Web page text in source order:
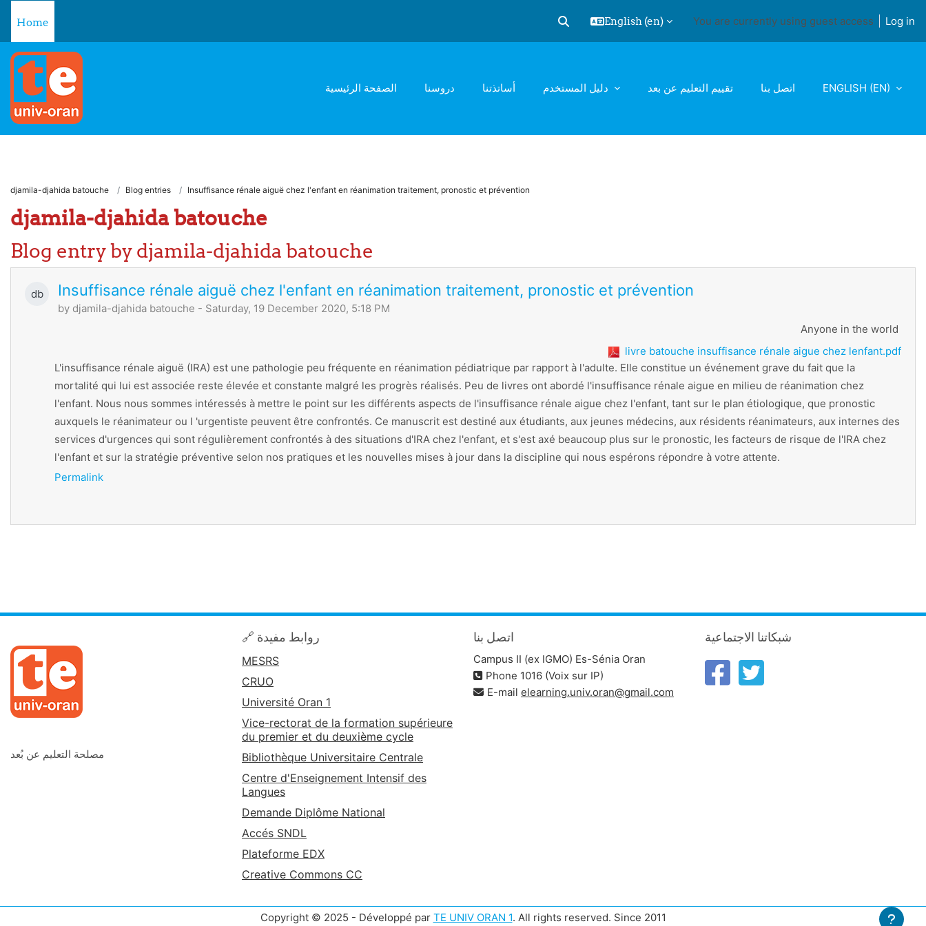
Home
Toggle search input
English ‎(en)‎ You are currently using guest access Log in
الصفحة الرئيسية دروسنا أساتذتنا تقييم التعليم عن بعد اتصل بنا ENGLISH ‎(EN)‎
djamila-djahida batouche Blog entries Insuffisance rénale aiguë chez l'enfant en réanimation traitement, pronostic et prévention
djamila-djahida batouche
Blog entry by djamila-djahida batouche
db Insuffisance rénale aiguë chez l'enfant en réanimation traitement, pronostic et prévention
by djamila-djahida batouche - Saturday, 19 December 2020, 5:18 PM
Anyone in the world
livre batouche insuffisance rénale aigue chez lenfant.pdf
L'insuffisance rénale aiguë (IRA) est une pathologie peu fréquente en réanimation pédiatrique par rapport à l'adulte. Elle constitue un événement grave du fait que la
mortalité qui lui est associée reste élevée et constante malgré les progrès réalisés. Peu de livres ont abordé l'insuffisance rénale aigue en milieu de réanimation chez
l'enfant. Nous nous sommes intéressés à mettre le point sur les différents aspects de l'insuffisance rénale aigue chez l'enfant, tant sur le plan étiologique, que pronostic
auxquels le réanimateur ou l 'urgentiste peuvent être confrontés. Ce manuscrit est destiné aux étudiants, aux jeunes médecins, aux résidents réanimateurs, aux internes des
services d'urgences qui sont régulièrement confrontés à des situations d'IRA chez l'enfant, et s'est axé beaucoup plus sur le pronostic, les facteurs de risque de l'IRA chez
l'enfant et sur la stratégie préventive selon nos pratiques et les nouvelles mises à jour dans la discipline qui nous espérons répondre à votre attente.
Permalink
مصلحة التعليم عن بُعد
🔗 روابط مفيدة
MESRS
CRUO
Université Oran 1
Vice-rectorat de la formation supérieure
du premier et du deuxième cycle
Bibliothèque Universitaire Centrale
Centre d'Enseignement Intensif des
Langues
Demande Diplôme National
Accés SNDL
Plateforme EDX
Creative Commons CC
اتصل بنا
Campus II (ex IGMO) Es-Sénia Oran
Phone 1016 (Voix sur IP)
E-mail elearning.univ.oran@gmail.com
شبكاتنا الاجتماعية
Copyright © 2025 - Développé par TE UNIV ORAN 1. All rights reserved. Since 2011